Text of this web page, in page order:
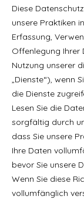
Diese
unsere Praktiken
Erfassung,
Offenlegung Ihrer
Nutzung unserer
„Dienste“), wenn
die Dienste
Lesen Sie die
sorgfältig durch
dass Sie unsere
Ihre Daten
bevor Sie unsere
Wenn Sie diese
vollumfänglich